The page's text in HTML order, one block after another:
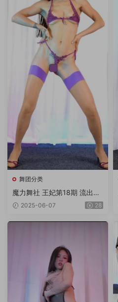
舞团分类
魔力舞社 王妃第18期 流出版
18V2025-06-07 28